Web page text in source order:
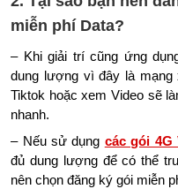
miễn phí Data?
– Khi giải trí cũng ứng
dung lượng vì đây là mạng
Tiktok hoặc xem Video sẽ
nhanh.
– Nếu sử dụng các gói 4G
đủ dung lượng để có thể
nên chọn đăng ký gói miễn